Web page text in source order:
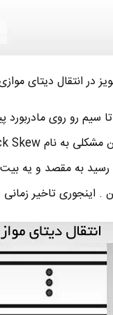
در انتقال دیتای
یه مشکل مهم تر این بود که چجوری این
به مقصد و یه
تاخیر زمانی